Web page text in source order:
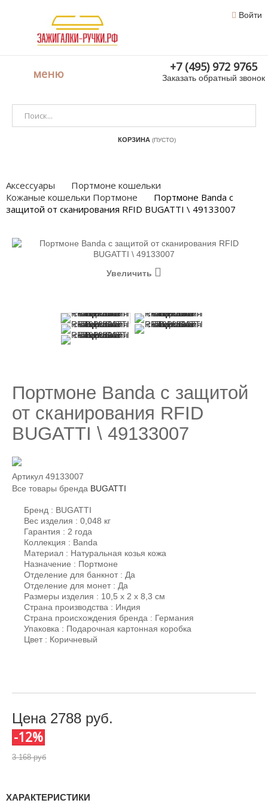
Войти
меню +7 (495) 972 9765
Заказать обратный звонок
КОРЗИНА (ПУСТО)
Аксессуары
Портмоне кошельки
Кожаные кошельки Портмоне
Портмоне Banda с
защитой от сканирования RFID BUGATTI \ 49133007
Увеличить
Портмоне Banda с защитой
от сканирования RFID
BUGATTI \ 49133007
Артикул 49133007
Все товары бренда BUGATTI
Бренд : BUGATTI
Вес изделия : 0,048 кг
Гарантия : 2 года
Коллекция : Banda
Материал : Натуральная козья кожа
Назначение : Портмоне
Отделение для банкнот : Да
Отделение для монет : Да
Размеры изделия : 10,5 x 2 x 8,3 см
Страна производства : Индия
Страна происхождения бренда : Германия
Упаковка : Подарочная картонная коробка
Цвет : Коричневый
Цена 2788 руб.
-12%
3 168 руб
ХАРАКТЕРИСТИКИ